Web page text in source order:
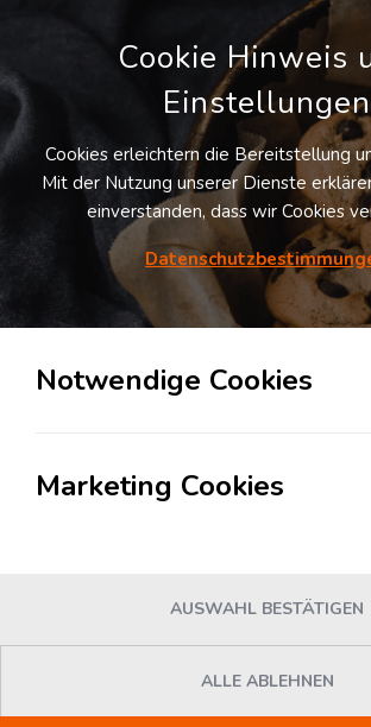
Möchten Sie diesen
speichern und automatisch
Standorte informiert
Branche Automotive in
Cookie Hinweis
Einstellungen
Cookies erleichtern die Bereitstellung
Mit der Nutzung unserer Dienste
einverstanden, dass wir Cookies
Notwendige Cookies
Marketing Cookies
AUSWAHL BESTÄTIGEN
ALLE ABLEHNEN